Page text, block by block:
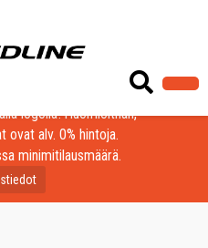
yrityksesi, seurasi tai
logolla! Huomioithan,
ovat alv. 0% hintoja.
minimitilausmäärä.